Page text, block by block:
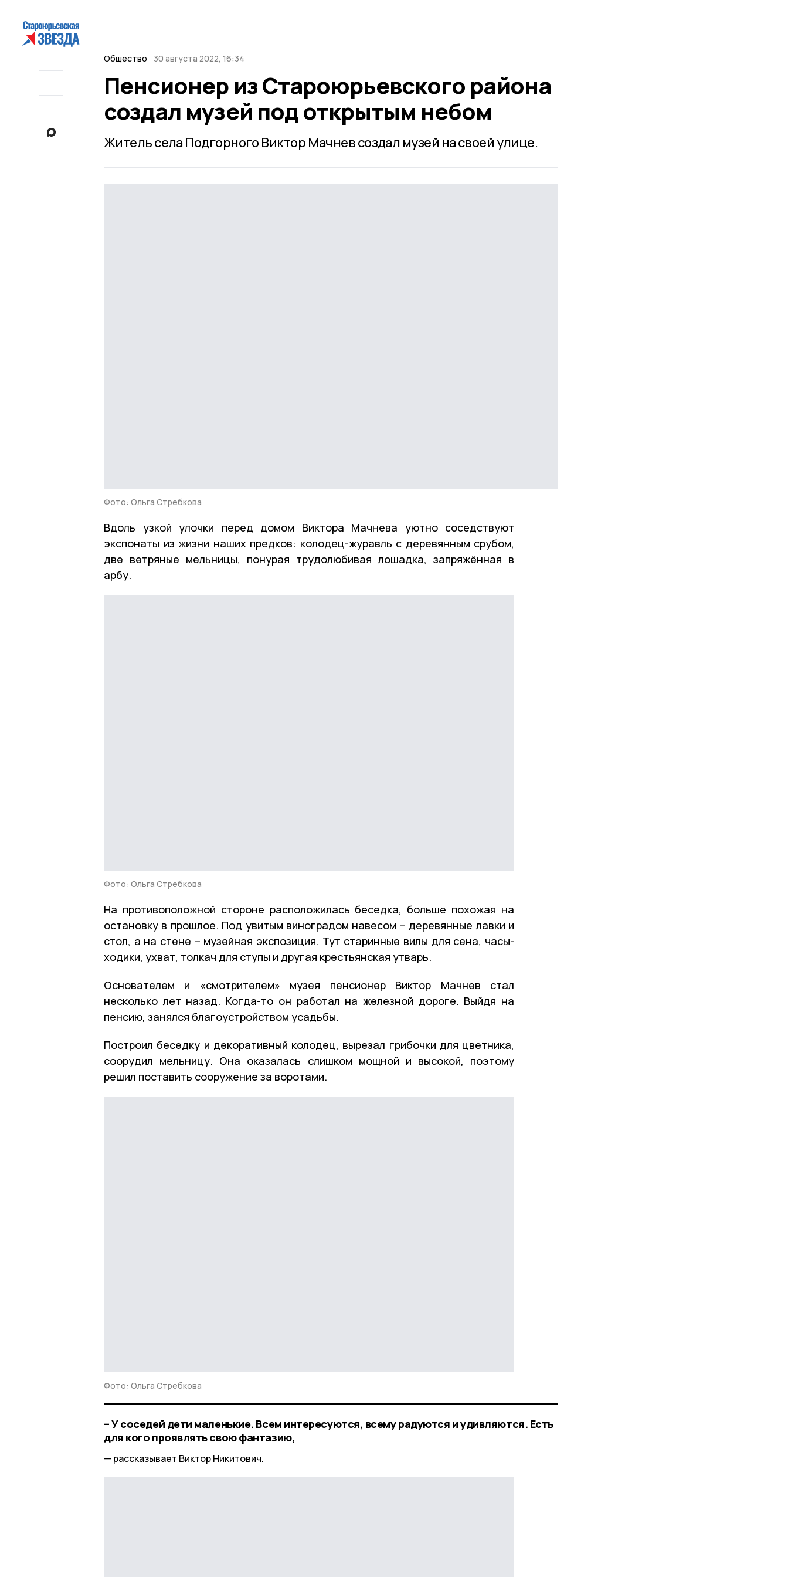
Общество 30 августа 2022, 16:34
Пенсионер из Староюрьевского района
создал музей под открытым небом
Житель села Подгорного Виктор Мачнев создал музей на своей улице.
Фото: Ольга Стребкова
Вдоль узкой улочки перед домом Виктора Мачнева уютно соседствуют
экспонаты из жизни наших предков: колодец-журавль с деревянным срубом,
две ветряные мельницы, понурая трудолюбивая лошадка, запряжённая в
арбу.
Фото: Ольга Стребкова
На противоположной стороне расположилась беседка, больше похожая на
остановку в прошлое. Под увитым виноградом навесом – деревянные лавки и
стол, а на стене – музейная экспозиция. Тут старинные вилы для сена, часы-
ходики, ухват, толкач для ступы и другая крестьянская утварь.
Основателем и «смотрителем» музея пенсионер Виктор Мачнев стал
несколько лет назад. Когда-то он работал на железной дороге. Выйдя на
пенсию, занялся благоустройством усадьбы.
Построил беседку и декоративный колодец, вырезал грибочки для цветника,
соорудил мельницу. Она оказалась слишком мощной и высокой, поэтому
решил поставить сооружение за воротами.
Фото: Ольга Стребкова
– У соседей дети маленькие. Всем интересуются, всему радуются и удивляются. Есть
для кого проявлять свою фантазию,
рассказывает Виктор Никитович.